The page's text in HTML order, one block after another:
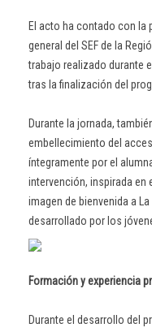
El acto ha contado con la
general del SEF de la
trabajo realizado durante
tras la finalización del
Durante la jornada,
embellecimiento del
íntegramente por el
intervención, inspirada en
imagen de bienvenida a
desarrollado por los
Formación y experiencia
Durante el desarrollo del